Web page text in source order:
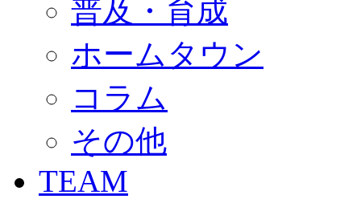
ユース
練習拠点（ナラディーア）
SCHOOL
CLUB
パートナー募集
クラブ理念
サステナビリティ
Web制作支援
応援プロジェクト
普及・育成
ホームタウン
コラム
その他
TEAM